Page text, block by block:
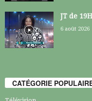
JT de
6 août 2026
CATÉGORIE